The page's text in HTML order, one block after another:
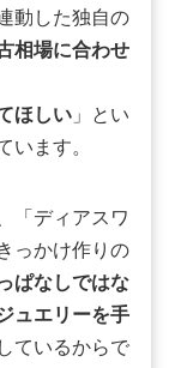
動した独自の
相場に合わせ
ほしい 」とい
います。
「ディアスワ
っかけ作りの
ぱなしではな
ュエリーを手
ているからで